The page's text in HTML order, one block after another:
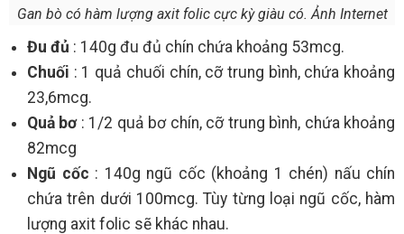
Gan bò có hàm lượng axit folic cực kỳ giàu có. Ảnh Internet
Đu đủ : 140g đu đủ chín chứa khoảng 53mcg.
Chuối : 1 quả chuối chín, cỡ trung bình, chứa khoảng
23,6mcg.
Quả bơ: 1/2 quả bơ chín, cỡ trung bình, chứa khoảng
82mcg
Ngũ cốc : 140g ngũ cốc (khoảng 1 chén) nấu chín
chứa trên dưới 100mcg. Tùy từng loại ngũ cốc, hàm
lượng axit folic sẽ khác nhau.